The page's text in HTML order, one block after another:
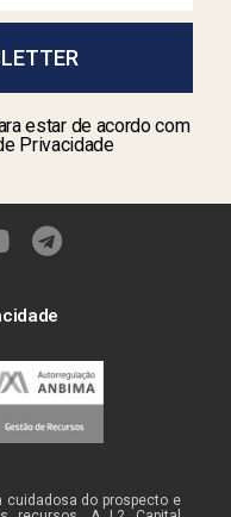
estar de acordo com
Privacidade
cuidadosa do prospecto e